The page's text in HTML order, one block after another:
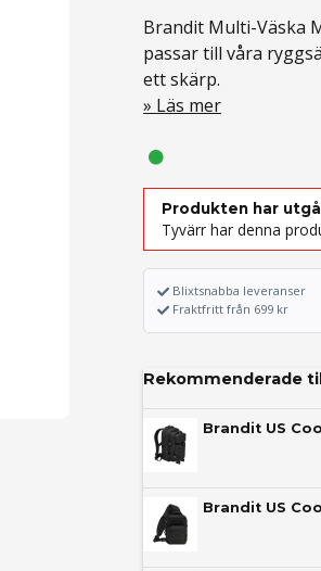
Brandit Multi-Väska
passar till våra
ett skärp.
Läs mer
Produkten har
Tyvärr har denna
Blixtsnabba leveranser
Fraktfritt från 699 kr
Rekommenderade
Brandit US
Brandit US